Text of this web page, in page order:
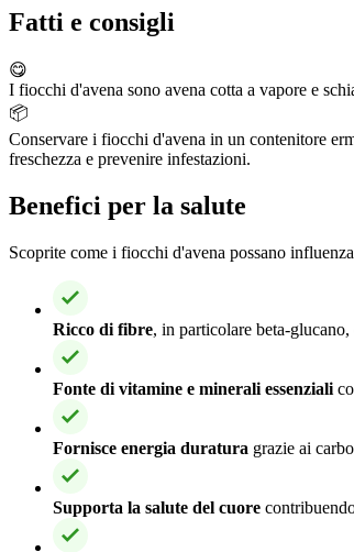
Fatti e consigli
😋
I fiocchi d'avena sono avena cotta a vapore e
📦
Conservare i fiocchi d'avena in un contenitore
freschezza e prevenire infestazioni.
Benefici per la salute
Scoprite come i fiocchi d'avena possano
Ricco di fibre, in particolare beta-
Fonte di vitamine e minerali essenziali
Fornisce energia duratura grazie ai
Supporta la salute del cuore